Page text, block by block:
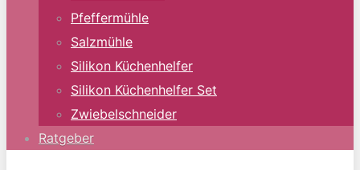
Pfeffermühle
Salzmühle
Silikon Küchenhelfer
Silikon Küchenhelfer Set
Zwiebelschneider
Ratgeber